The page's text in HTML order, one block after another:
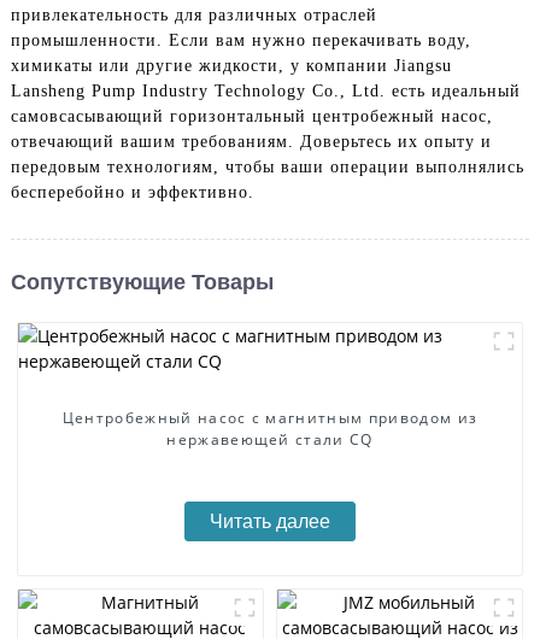
привлекательность для различных отраслей
промышленности. Если вам нужно перекачивать воду,
химикаты или другие жидкости, у компании Jiangsu
Lansheng Pump Industry Technology Co., Ltd. есть идеальный
самовсасывающий горизонтальный центробежный насос,
отвечающий вашим требованиям. Доверьтесь их опыту и
передовым технологиям, чтобы ваши операции выполнялись
бесперебойно и эффективно.
Сопутствующие Товары
Центробежный насос с магнитным приводом из
нержавеющей стали CQ
Читать далее